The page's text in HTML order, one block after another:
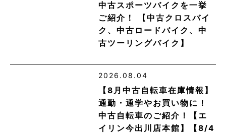
中古スポーツバイクを一挙
ご紹介！ 【中古クロスバイ
ク、中古ロードバイク、中
古ツーリングバイク】
2026.08.04
【8月中古自転車在庫情報】
通勤・通学やお買い物に！
中古自転車のご紹介！【エ
イリン今出川店本館】【8/4